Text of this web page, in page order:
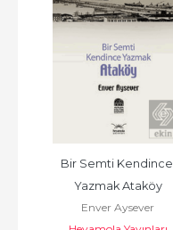
Bir Semti Kendince
Yazmak Ataköy
Enver Aysever